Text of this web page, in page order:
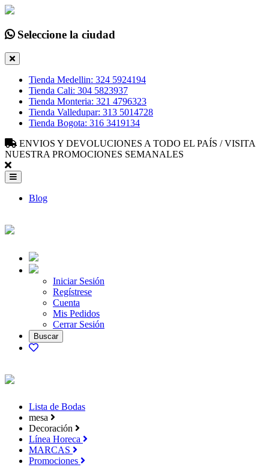
Seleccione la ciudad
Tienda Medellin: 324 5924194
Tienda Cali: 304 5823937
Tienda Monteria: 321 4796323
Tienda Valledupar: 313 5014728
Tienda Bogota: 316 3419134
ENVIOS Y DEVOLUCIONES A TODO EL PAÍS / VISITA
NUESTRA PROMOCIONES SEMANALES
Blog
Iniciar Sesión
Regístrese
Cuenta
Mis Pedidos
Cerrar Sesión
Lista de Bodas
mesa
Decoración
Línea Horeca
MARCAS
Promociones